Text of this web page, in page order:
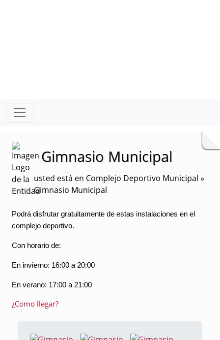
Gimnasio Municipal
usted está en Complejo Deportivo Municipal »
Gimnasio Municipal
Podrá disfrutar gratuitamente de estas instalaciones en el
complejo deportivo.
Con horario de:
En invierno: 16:00 a 20:00
En verano: 17:00 a 21:00
¿Como llegar?